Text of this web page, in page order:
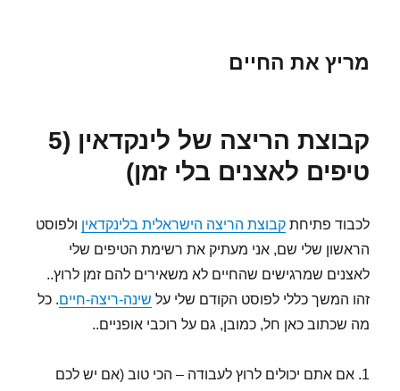
מריץ את החיים
קבוצת הריצה של לינקדאין (5
טיפים לאצנים בלי זמן)
לכבוד פתיחתקבוצת הריצה הישראלית בלינקדאין ולפוסט
הראשון שלי שם, אני מעתיק את רשימת הטיפים שלי
לאצנים שמרגישים שהחיים לא משאירים להם זמן לרוץ..
זהו המשך כללי לפוסט הקודם שלי על שינה-ריצה-חיים. כל
מה שכתוב כאן חל, כמובן, גם על רוכבי אופניים..
1. אם אתם יכולים לרוץ לעבודה – הכי טוב (אם יש לכם